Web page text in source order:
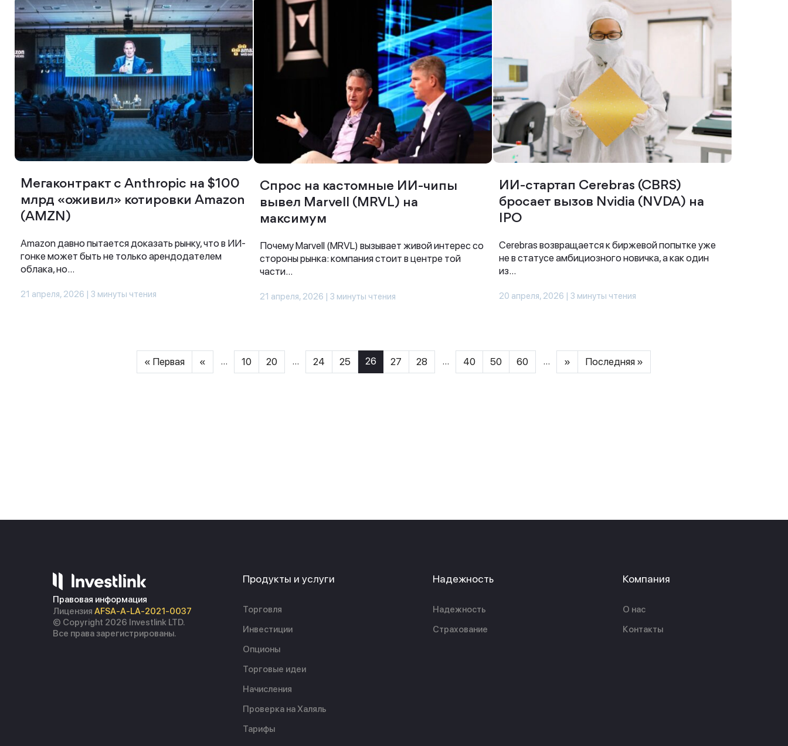
Мегаконтракт с Anthropic на $100
млрд «оживил» котировки Amazon
(AMZN)
Amazon давно пытается доказать рынку, что в ИИ-
гонке может быть не только арендодателем
облака, но...
21 апреля, 2026 | 3 минуты чтения
Спрос на кастомные ИИ-чипы
вывел Marvell (MRVL) на
максимум
Почему Marvell (MRVL) вызывает живой интерес со
стороны рынка: компания стоит в центре той
части...
21 апреля, 2026 | 3 минуты чтения
ИИ-стартап Cerebras (CBRS)
бросает вызов Nvidia (NVDA) на
IPO
Cerebras возвращается к биржевой попытке уже
не в статусе амбициозного новичка, а как один
из...
20 апреля, 2026 | 3 минуты чтения
« Первая « ... 10 20 ... 24 25 26 27 28 ... 40 50 60 ... » Последняя »
Правовая информация
Лицензия AFSA-A-LA-2021-0037
© Copyright 2026 Investlink LTD.
Все права зарегистрированы.
Продукты и услуги
Торговля
Инвестиции
Опционы
Торговые идеи
Начисления
Проверка на Халяль
Тарифы
Надежность
Надежность
Страхование
Компания
О нас
Контакты